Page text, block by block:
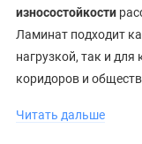
износостойкости
Ламинат подходит
нагрузкой, так и
коридоров и
Читать дальше